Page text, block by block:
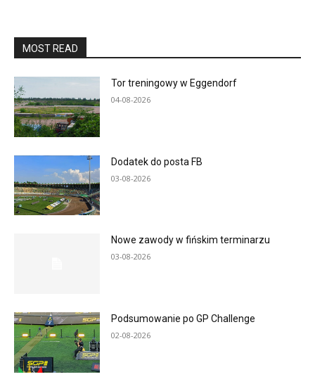
MOST READ
Tor treningowy w Eggendorf
04-08-2026
Dodatek do posta FB
03-08-2026
Nowe zawody w fińskim terminarzu
03-08-2026
Podsumowanie po GP Challenge
02-08-2026